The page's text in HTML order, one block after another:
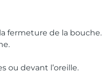
fermeture de la bouche.
ou devant l’oreille.